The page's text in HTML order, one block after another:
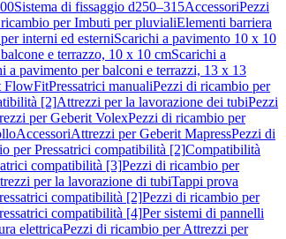
Sistema di fissaggio d250–315AccessoriPezzi
per Imbuti per pluvialiElementi barriera
interni ed esterniScarichi a pavimento 10 x 10
e terrazzo, 10 x 10 cmScarichi a
a pavimento per balconi e terrazzi, 13 x 13
FlowFitPressatrici manualiPezzi di ricambio per
[2]Attrezzi per la lavorazione dei tubiPezzi
per Geberit VolexPezzi di ricambio per
AccessoriAttrezzi per Geberit MapressPezzi di
per Pressatrici compatibilità [2]Compatibilità
compatibilità [3]Pezzi di ricambio per
per la lavorazione di tubiTappi prova
compatibilità [2]Pezzi di ricambio per
compatibilità [4]Per sistemi di pannelli
elettricaPezzi di ricambio per Attrezzi per